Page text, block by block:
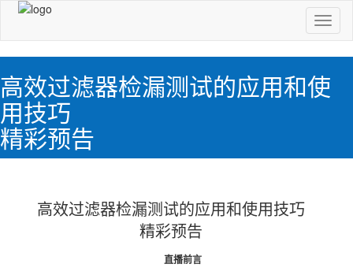
切
换
导
高效过滤器检漏测试的应用和使
用技巧
精彩预告
高效过滤器检漏测试的应用和使用技巧
精彩预告
直播前言